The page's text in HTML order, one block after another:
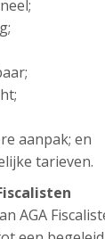
aanpak; en
tarieven.
AGA